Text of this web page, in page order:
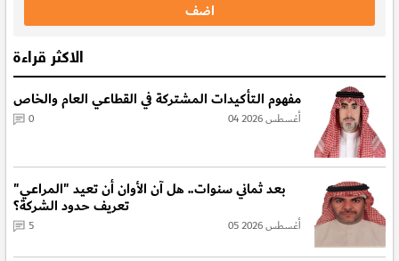
الاكثر قراءة
مفهوم الـتأكيدات المشتركة في القطاعي العام والخاص
04 أغسطس 2026 0
بعد ثماني سنوات.. هل آن الأوان أن تعيد "المراعي"
تعريف حدود الشركة؟
05 أغسطس 2026 5